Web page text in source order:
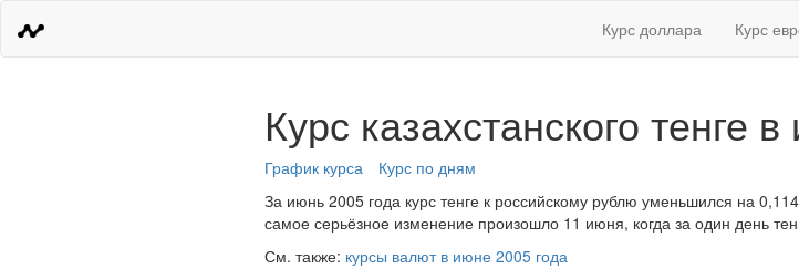
Курс доллара Курс
Курс казахстанского тенге
График курса
Курс по дням
За июнь 2005 года курс тенге к российскому рублю уменьшился на
самое серьёзное изменение произошло 11 июня, когда за один день
См. также: курсы валют в июне 2005 года